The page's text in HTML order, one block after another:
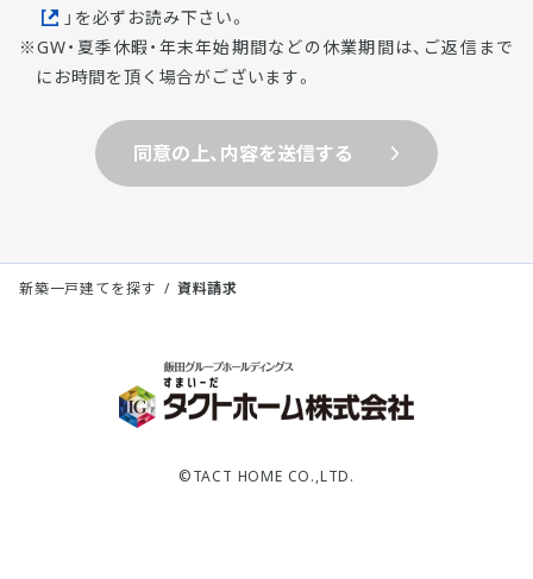
」を必ずお読み下さい。
GW・夏季休暇・年末年始期間などの休業期間は、ご返信まで
にお時間を頂く場合がございます。
同意の上、内容を送信する
新築一戸建てを探す 資料請求
©TACT HOME CO.,LTD.